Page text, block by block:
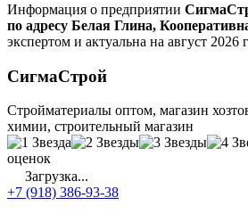
Информация о предприятии
по адресу Белая Глина,
экспертом и актуальна на август 2026
СигмаСтрой
Стройматериалы оптом, магазин
химии, строительный магазин
оценок
Загрузка...
+7 (918) 386-93-38